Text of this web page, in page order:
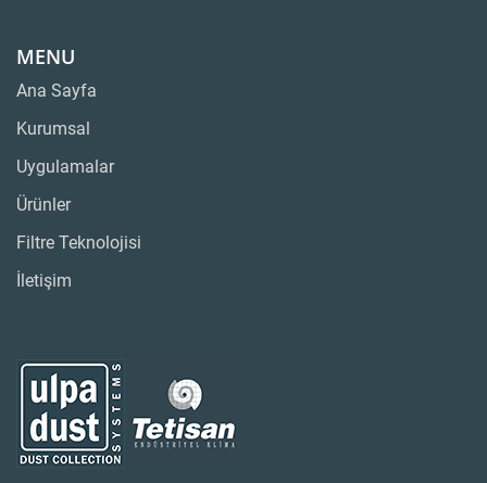
MENU
Ana Sayfa
Kurumsal
Uygulamalar
Ürünler
Filtre Teknolojisi
İletişim